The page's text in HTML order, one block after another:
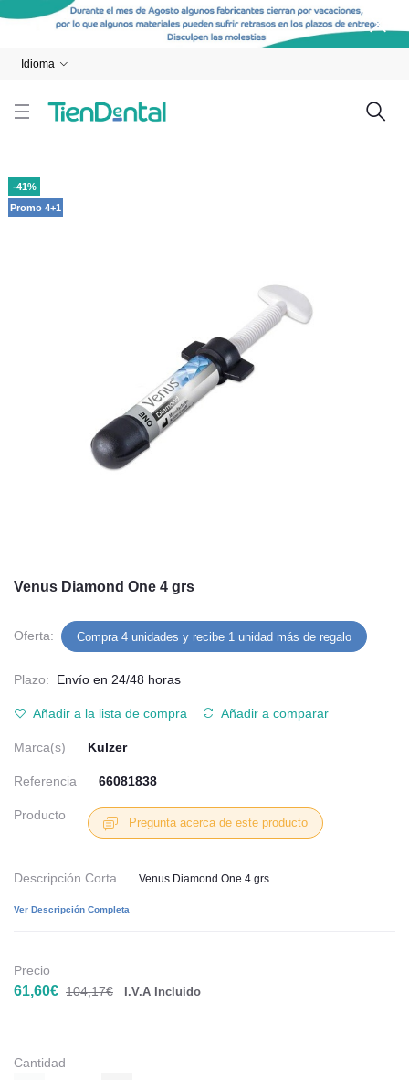
Idioma
-41%
Promo 4+1
Venus Diamond One 4 grs
Oferta: Compra 4 unidades y recibe 1 unidad más de regalo
Plazo: Envío en 24/48 horas
Añadir a la lista de compra Añadir a comparar
Marca(s) Kulzer
Referencia 66081838
Producto
Pregunta acerca de este producto
Descripción Corta Venus Diamond One 4 grs
Ver Descripción Completa
Precio
61,60€ 104,17€ I.V.A Incluido
Cantidad